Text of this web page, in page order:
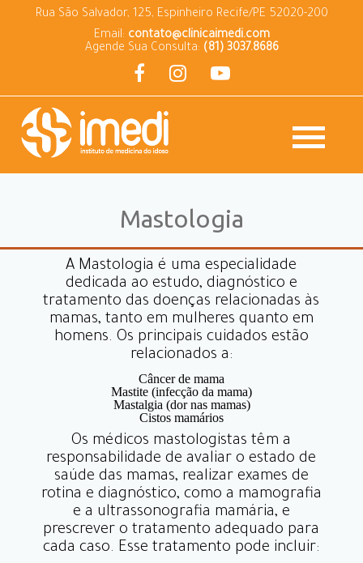
Rua São Salvador, 125, Espinheiro Recife/PE 52020-200
Email: contato@clinicaimedi.com
Agende Sua Consulta: (81) 3037.8686
Mastologia
A Mastologia é uma especialidade
dedicada ao estudo, diagnóstico e
tratamento das doenças relacionadas às
mamas, tanto em mulheres quanto em
homens. Os principais cuidados estão
relacionados a:
Câncer de mama
Mastite (infecção da mama)
Mastalgia (dor nas mamas)
Cistos mamários
Os médicos mastologistas têm a
responsabilidade de avaliar o estado de
saúde das mamas, realizar exames de
rotina e diagnóstico, como a mamografia
e a ultrassonografia mamária, e
prescrever o tratamento adequado para
cada caso. Esse tratamento pode incluir: